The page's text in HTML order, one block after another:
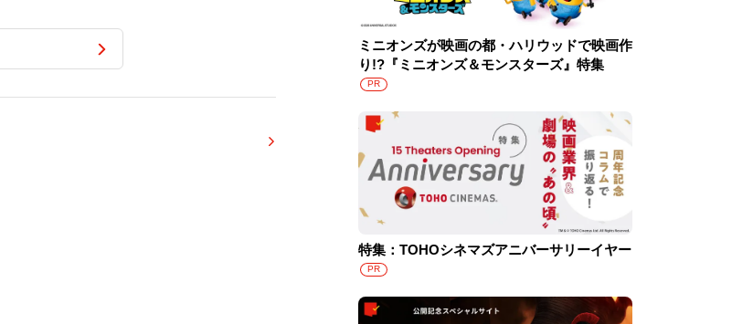
ミニオンズが映画の都・ハリウッドで映画作
り!?『ミニオンズ＆モンスターズ』特集
PR
特集：TOHOシネマズアニバーサリーイヤー
PR